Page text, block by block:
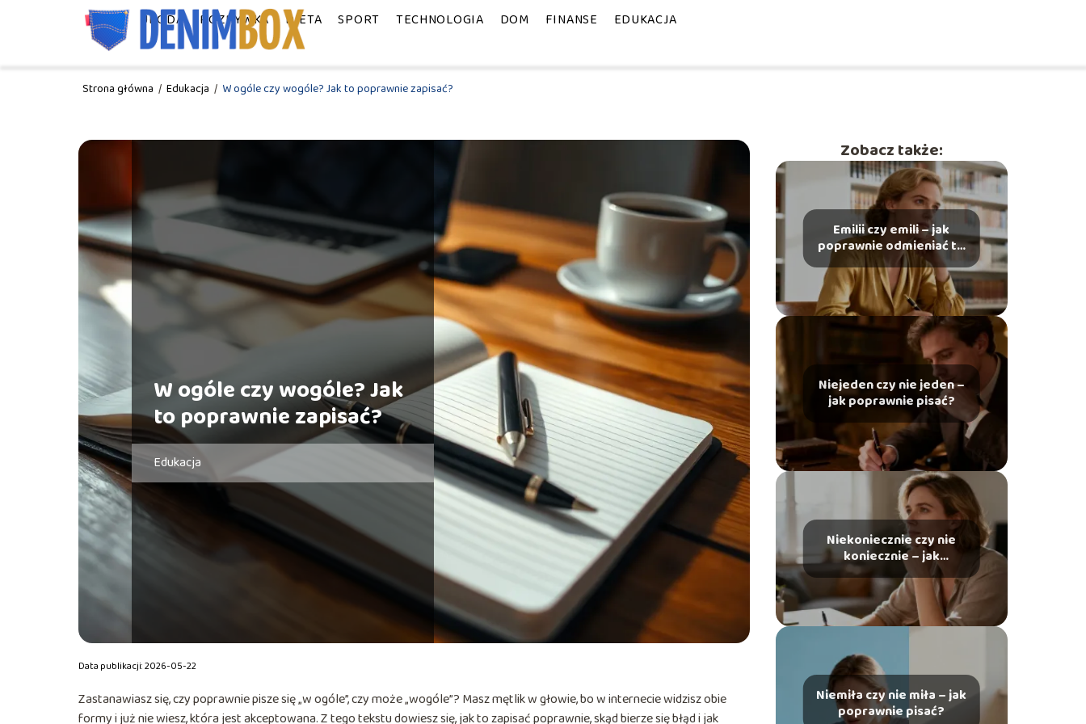
MODA URODA ROZRYWKA DIETA SPORT TECHNOLOGIA DOM FINANSE EDUKACJA
Strona główna / Edukacja / W ogóle czy wogóle? Jak to poprawnie zapisać?
W ogóle czy wogóle? Jak
to poprawnie zapisać?
Edukacja
Data publikacji: 2026-05-22
Zastanawiasz się, czy poprawnie pisze się „w ogóle”, czy może „wogóle”? Masz mętlik w głowie, bo w internecie widzisz obie
formy i już nie wiesz, która jest akceptowana. Z tego tekstu dowiesz się, jak to zapisać poprawnie, skąd bierze się błąd i jak
Zobacz także:
Emilii czy emili – jak
poprawnie odmieniać to
imię?
Niejeden czy nie jeden –
jak poprawnie pisać?
Niekoniecznie czy nie
koniecznie – jak
poprawnie pisać?
Niemiła czy nie miła – jak
poprawnie pisać?